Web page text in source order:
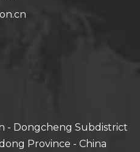
- Dongcheng Subdistrict
Province - China